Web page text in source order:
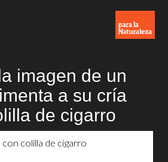
imagen de un
a su cría
de cigarro